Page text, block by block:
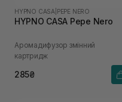
HYPNO CASA PEPE NERO
HYPNO CASA Pepe Nero
Аромадифузор змінний
картридж
285₴